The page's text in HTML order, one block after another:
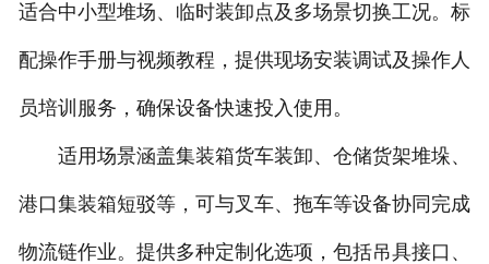
适合中小型堆场、临时装卸点及多场景切换工况。标
配操作手册与视频教程，提供现场安装调试及操作人
员培训服务，确保设备快速投入使用。
适用场景涵盖集装箱货车装卸、仓储货架堆垛、
港口集装箱短驳等，可与叉车、拖车等设备协同完成
物流链作业。提供多种定制化选项，包括吊具接口、